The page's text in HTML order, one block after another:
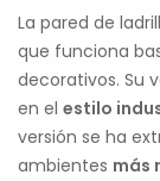
La pared de
que funciona
decorativos. Su
en el estilo
versión se ha
ambientes más